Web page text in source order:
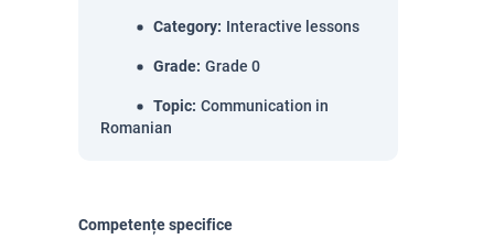
Category: Interactive lessons
Grade: Grade 0
Topic: Communication in
Romanian
Competențe specifice